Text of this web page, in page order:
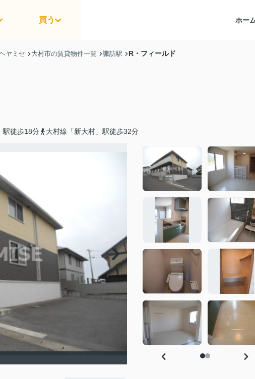
買う ホー
ヤミセ 大村市の賃貸物件一覧 諏訪駅 R・フィールド
駅徒歩18分 大村線「新大村」駅徒歩32分